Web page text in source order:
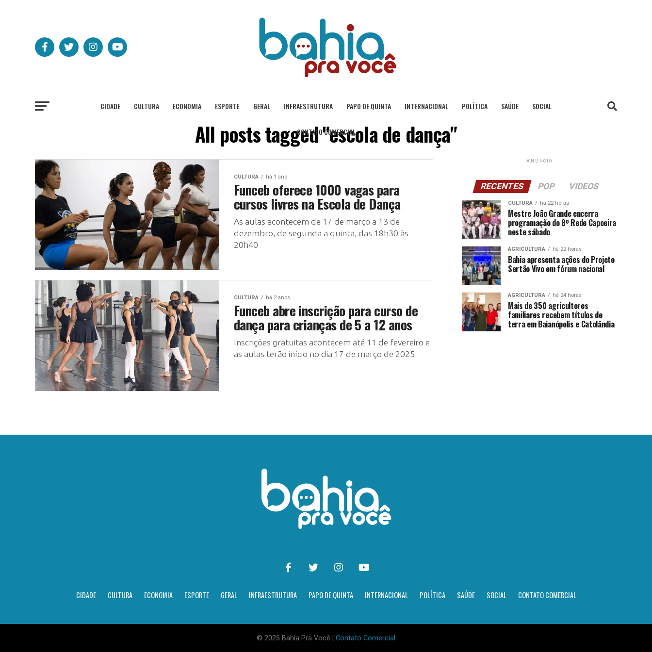
CIDADE CULTURA ECONOMIA ESPORTE GERAL INFRAESTRUTURA PAPO DE QUINTA INTERNACIONAL POLÍTICA SAÚDE SOCIAL
CONTATO COMERCIAL
All posts tagged "escola de dança"
CULTURA há 1 ano
Funceb oferece 1000 vagas para
cursos livres na Escola de Dança
As aulas acontecem de 17 de março a 13 de
dezembro, de segunda a quinta, das 18h30 às
20h40
CULTURA há 2 anos
Funceb abre inscrição para curso de
dança para crianças de 5 a 12 anos
Inscrições gratuitas acontecem até 11 de fevereiro e
as aulas terão início no dia 17 de março de 2025
ANÚNCIO
RECENTES POP VIDEOS
CULTURA há 22 horas
Mestre João Grande encerra
programação do 8º Rede Capoeira
neste sábado
AGRICULTURA há 22 horas
Bahia apresenta ações do Projeto
Sertão Vivo em fórum nacional
AGRICULTURA há 24 horas
Mais de 350 agricultores
familiares recebem títulos de
terra em Baianópolis e Catolândia
CIDADE CULTURA ECONOMIA ESPORTE GERAL INFRAESTRUTURA PAPO DE QUINTA INTERNACIONAL POLÍTICA SAÚDE SOCIAL CONTATO COMERCIAL
© 2025 Bahia Pra Você | Contato Comercial